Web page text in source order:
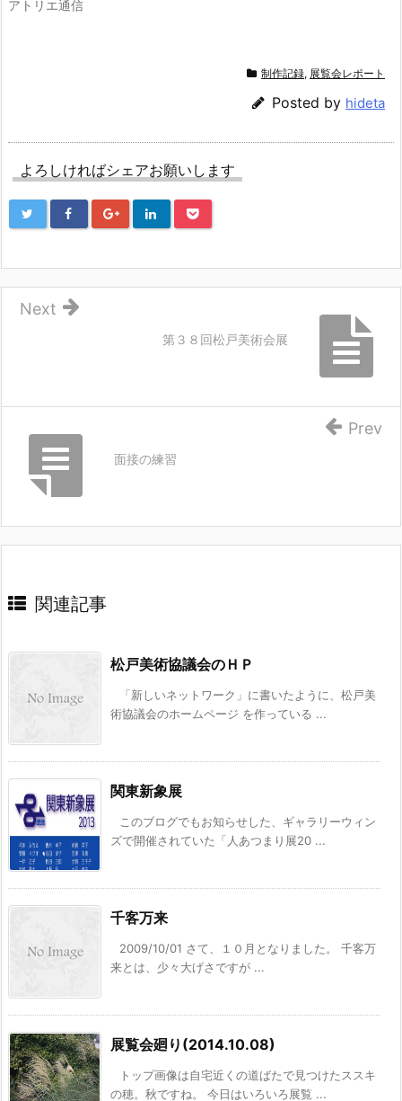
アトリエ通信
制作記録, 展覧会レポート
Posted by hideta
よろしければシェアお願いします
第３８回松戸美術会展
Next
面接の練習
Prev
関連記事
松戸美術協議会のＨＰ
「新しいネットワーク」に書いたように、松戸美
術協議会のホームページ を作っている ...
関東新象展
このブログでもお知らせした、ギャラリーウィン
ズで開催されていた「人あつまり展20 ...
千客万来
2009/10/01 さて、１０月となりました。 千客万
来とは、少々大げさですが ...
展覧会廻り(2014.10.08)
トップ画像は自宅近くの道ばたで見つけたススキ
の穂。秋ですね。 今日はいろいろ展覧 ...